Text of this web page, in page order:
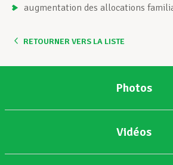
augmentation des allocations
RETOURNER VERS LA LISTE
Photos
Vidéos